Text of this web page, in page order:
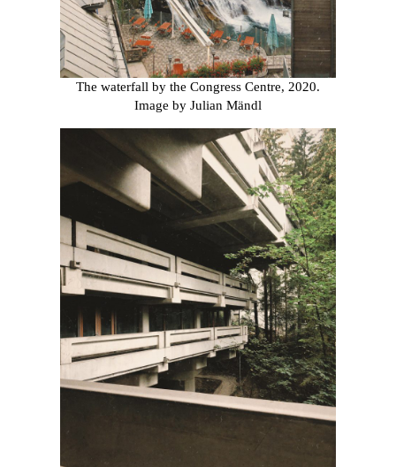
The waterfall by the Congress Centre, 2020.
Image by Julian Mändl